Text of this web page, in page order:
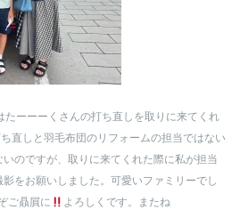
たーーーくさんの打ち直しを取りに来てくれ
直しと羽毛布団のリフォームの担当ではない
のですが、取りに来てくれた際に私が担当
をお願いしました。可愛いファミリーでし
ご贔屓に よろしくです。またね